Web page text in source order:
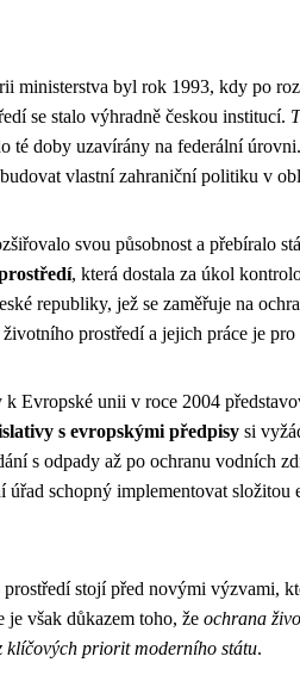
ministerstva byl rok 1993, kdy po
se stalo výhradně českou institucí.
té doby uzavírány na federální
vlastní zahraniční politiku v
svou působnost a přebíralo
, která dostala za úkol
republiky, jež se zaměřuje na
prostředí a jejich práce je
k Evropské unii v roce 2004
s evropskými předpisy si
s odpady až po ochranu vodních
schopný implementovat
stojí před novými výzvami,
je však důkazem toho, že ochrana
klíčových priorit moderního státu.